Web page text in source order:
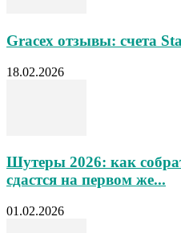
Gracex отзывы: счета
18.02.2026
Шутеры 2026: как
сдастся на первом же...
01.02.2026